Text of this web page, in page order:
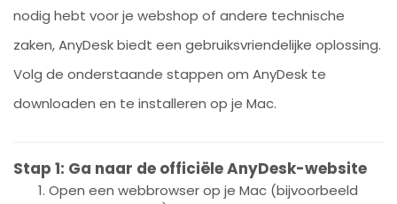
nodig hebt voor je webshop of andere technische
zaken, AnyDesk biedt een gebruiksvriendelijke oplossing.
Volg de onderstaande stappen om AnyDesk te
downloaden en te installeren op je Mac.
Stap 1: Ga naar de officiële AnyDesk-website
Open een webbrowser op je Mac (bijvoorbeeld